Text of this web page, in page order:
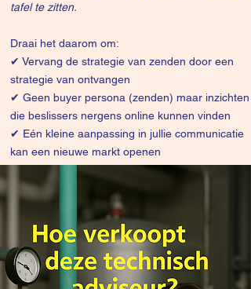
tafel te zitten.
Draai het daarom om:
✔ Vervang de strategie van zenden door een
strategie van ontvangen
✔ Geen buyer persona (zenden) maar inzichten
die beslissers nergens online kunnen vinden
✔ Eén kleine aanpassing in jullie communicatie
kan een nieuwe markt openen